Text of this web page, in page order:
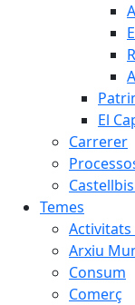
El
Carrerer
Temes
Arxiu
Consum
Comerç